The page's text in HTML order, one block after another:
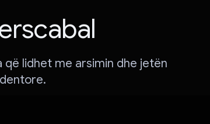
lidhet me arsimin dhe jetën